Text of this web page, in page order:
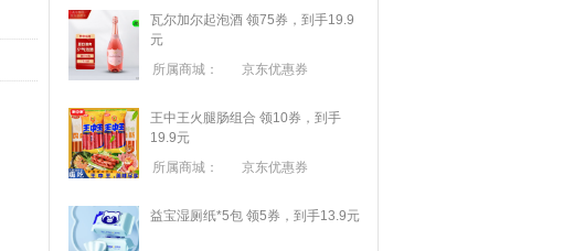
瓦尔加尔起泡酒 领75券，到手19.9
元
所属商城：
京东优惠券
王中王火腿肠组合 领10券，到手
19.9元
所属商城：
京东优惠券
益宝湿厕纸*5包 领5券，到手13.9元